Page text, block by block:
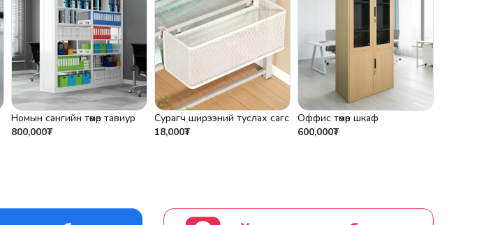
Номын сангийн төмөр тавиур
800,000₮
Сурагч ширээний туслах сагс
18,000₮
Оффис төмөр шкаф
600,000₮